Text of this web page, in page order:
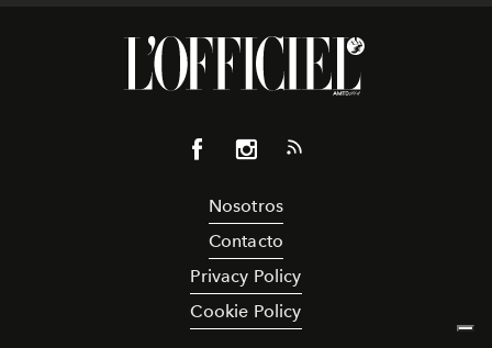
Nosotros
Contacto
Privacy Policy
Cookie Policy